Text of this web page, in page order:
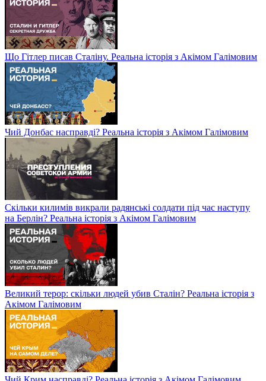
Що Гітлер писав Сталіну. Реальна історія з Акімом Галімовим
Чий Донбас насправді? Реальна історія з Акімом Галімовим
Скільки килимів викрали радянські солдати під час наступу
на Берлін? Реальна історія з Акімом Галімовим
Великий терор: скільки людей убив Сталін? Реальна історія з
Акімом Галімовим